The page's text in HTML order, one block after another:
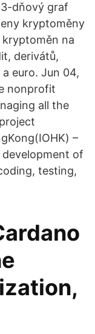
3-dňový graf
kryptoměny
kryptoměn na
derivátů,
euro. Jun 04,
nonprofit
all the
–
of
testing,